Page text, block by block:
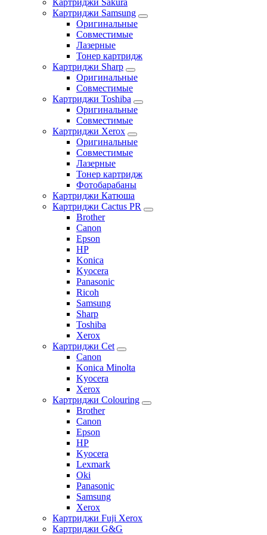
Картриджи Sakura
Картриджи Samsung
Оригинальные
Совместимые
Лазерные
Тонер картридж
Картриджи Sharp
Оригинальные
Совместимые
Картриджи Toshiba
Оригинальные
Совместимые
Картриджи Xerox
Оригинальные
Совместимые
Лазерные
Тонер картридж
Фотобарабаны
Картриджи Катюша
Картриджи Cactus PR
Brother
Canon
Epson
HP
Konica
Kyocera
Panasonic
Ricoh
Samsung
Sharp
Toshiba
Xerox
Картриджи Cet
Canon
Konica Minolta
Kyocera
Xerox
Картриджи Colouring
Brother
Canon
Epson
HP
Kyocera
Lexmark
Oki
Panasonic
Samsung
Xerox
Картриджи Fuji Xerox
Картриджи G&G